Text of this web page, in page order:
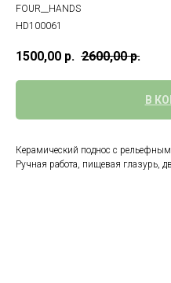
FOUR__HANDS
НD100061
1500,00 р. 2600,00 р.
В
Керамический поднос с рельефным
Ручная работа, пищевая глазурь,